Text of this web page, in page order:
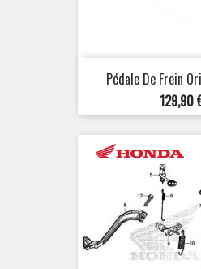
Pédale De Frein
Prix
129,90